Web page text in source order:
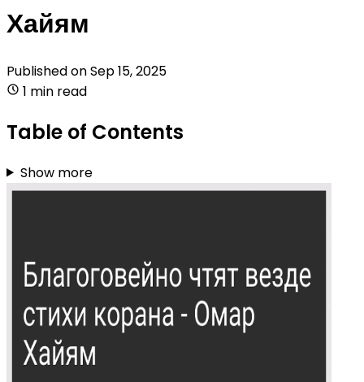
Хайям
Published onSep 15, 2025
1 min read
Table of Contents
Show more